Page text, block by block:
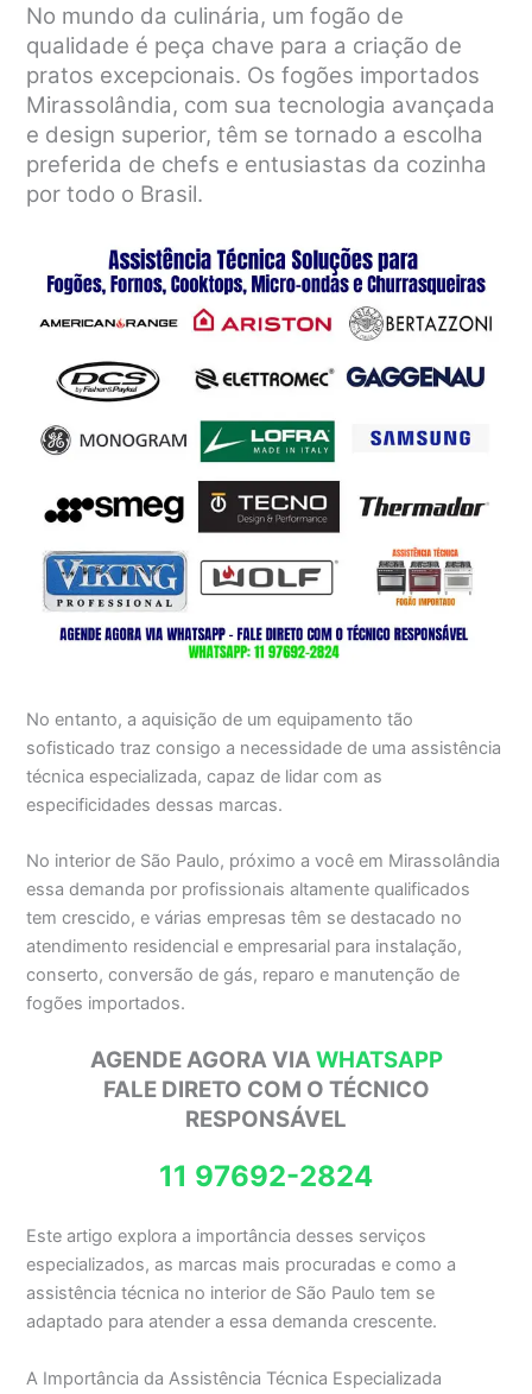
No mundo da culinária, um fogão de
qualidade é peça chave para a criação de
pratos excepcionais. Os fogões importados
Mirassolândia, com sua tecnologia avançada
e design superior, têm se tornado a escolha
preferida de chefs e entusiastas da cozinha
por todo o Brasil.
No entanto, a aquisição de um equipamento tão
sofisticado traz consigo a necessidade de uma assistência
técnica especializada, capaz de lidar com as
especificidades dessas marcas.
No interior de São Paulo, próximo a você em Mirassolândia
essa demanda por profissionais altamente qualificados
tem crescido, e várias empresas têm se destacado no
atendimento residencial e empresarial para instalação,
conserto, conversão de gás, reparo e manutenção de
fogões importados.
AGENDE AGORA VIA WHATSAPP
FALE DIRETO COM O TÉCNICO
RESPONSÁVEL
11 97692-2824
Este artigo explora a importância desses serviços
especializados, as marcas mais procuradas e como a
assistência técnica no interior de São Paulo tem se
adaptado para atender a essa demanda crescente.
A Importância da Assistência Técnica Especializada